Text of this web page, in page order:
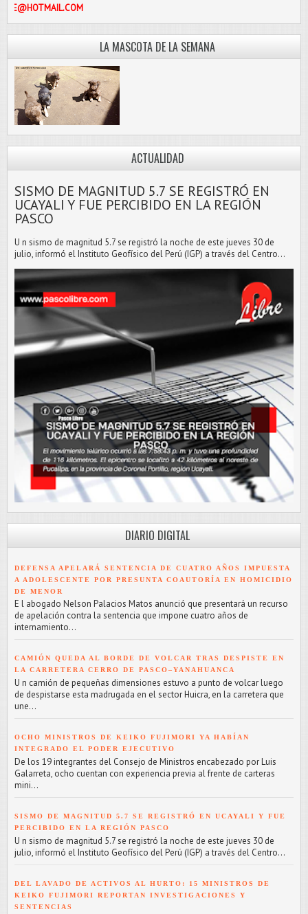
PASCOLIBRE@HOTMAIL.COM
LA MASCOTA DE LA SEMANA
ACTUALIDAD
SISMO DE MAGNITUD 5.7 SE REGISTRÓ EN
UCAYALI Y FUE PERCIBIDO EN LA REGIÓN
PASCO
U n sismo de magnitud 5.7 se registró la noche de este jueves 30 de
julio, informó el Instituto Geofísico del Perú (IGP) a través del Centro...
DIARIO DIGITAL
DEFENSA APELARÁ SENTENCIA DE CUATRO AÑOS IMPUESTA
A ADOLESCENTE POR PRESUNTA COAUTORÍA EN HOMICIDIO
DE MENOR
E l abogado Nelson Palacios Matos anunció que presentará un recurso
de apelación contra la sentencia que impone cuatro años de
internamiento...
CAMIÓN QUEDA AL BORDE DE VOLCAR TRAS DESPISTE EN
LA CARRETERA CERRO DE PASCO–YANAHUANCA
U n camión de pequeñas dimensiones estuvo a punto de volcar luego
de despistarse esta madrugada en el sector Huicra, en la carretera que
une...
OCHO MINISTROS DE KEIKO FUJIMORI YA HABÍAN
INTEGRADO EL PODER EJECUTIVO
De los 19 integrantes del Consejo de Ministros encabezado por Luis
Galarreta, ocho cuentan con experiencia previa al frente de carteras
mini...
SISMO DE MAGNITUD 5.7 SE REGISTRÓ EN UCAYALI Y FUE
PERCIBIDO EN LA REGIÓN PASCO
U n sismo de magnitud 5.7 se registró la noche de este jueves 30 de
julio, informó el Instituto Geofísico del Perú (IGP) a través del Centro...
DEL LAVADO DE ACTIVOS AL HURTO: 15 MINISTROS DE
KEIKO FUJIMORI REPORTAN INVESTIGACIONES Y
SENTENCIAS